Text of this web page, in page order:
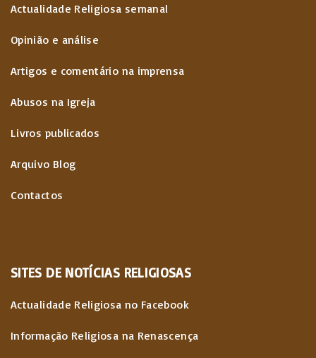
Actualidade Religiosa semanal
Opinião e análise
Artigos e comentário na imprensa
Abusos na Igreja
Livros publicados
Arquivo Blog
Contactos
SITES DE NOTÍCIAS RELIGIOSAS
Actualidade Religiosa no Facebook
Informação Religiosa na Renascença